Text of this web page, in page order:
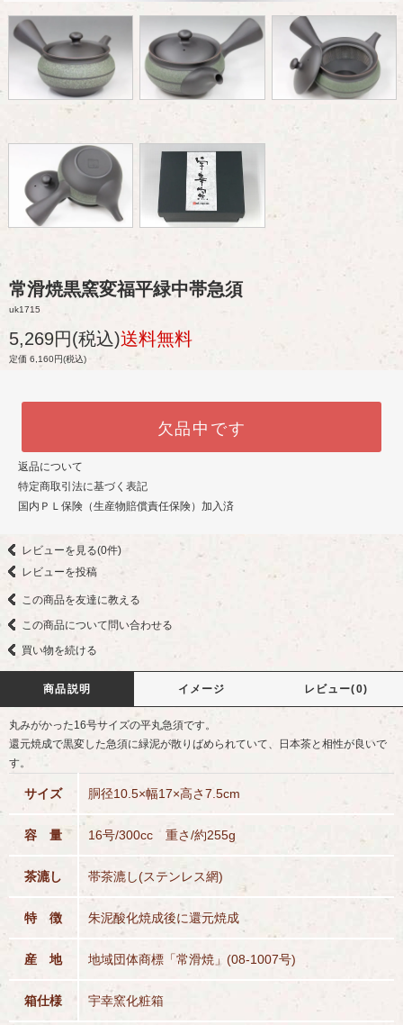
常滑焼黒窯変福平緑中帯急須
uk1715
5,269円(税込)送料無料
定価 6,160円(税込)
欠品中です
返品について
特定商取引法に基づく表記
国内ＰＬ保険（生産物賠償責任保険）加入済
レビューを見る(0件)
レビューを投稿
この商品を友達に教える
この商品について問い合わせる
買い物を続ける
商品説明 イメージ レビュー(0)
丸みがかった16号サイズの平丸急須です。
還元焼成で黒変した急須に緑泥が散りばめられていて、日本茶と相性が良いで
す。
サイズ 胴径10.5×幅17×高さ7.5cm
容 量 16号/300cc 重さ/約255g
茶漉し 帯茶漉し(ステンレス網)
特 徴 朱泥酸化焼成後に還元焼成
産 地 地域団体商標「常滑焼」(08-1007号)
箱仕様 宇幸窯化粧箱